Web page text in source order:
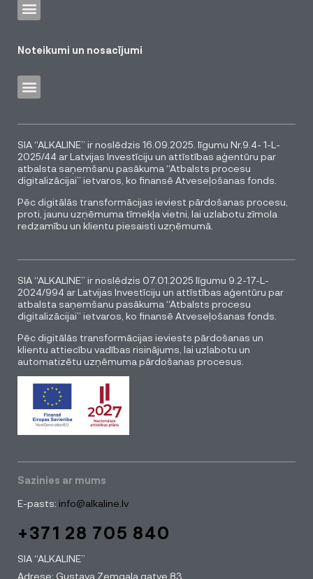
Noteikumi un nosacījumi
SIA “ALKALINE” ir noslēdzis 16.09.2025. līgumu Nr.9.4- 1-L-
2025/44 ar Latvijas Investīciju un attīstības aģentūru par
atbalsta saņemšanu pasākuma “Atbalsts procesu
digitalizācijai” ietvaros, ko finansē Atveseļošanas fonds.
Pēc digitālās transformācijas ieviest pārdošanas procesu,
proti, jaunu uzņēmuma tīmekļa vietni, lai uzlabotu zīmola
redzamību un klientu piesaisti uzņēmumā.
SIA “ALKALINE” ir noslēdzis 07.01.2025 līgumu 9.2-17-L-
2024/994 ar Latvijas Investīciju un attīstības aģentūru par
atbalsta saņemšanu pasākuma “Atbalsts procesu
digitalizācijai” ietvaros, ko finansē Atveseļošanas fonds.
Pēc digitālās transformācijas ieviests pārdošanas un
klientu attiecību vadības risinājums, lai uzlabotu un
automatizētu uzņēmuma pārdošanas procesus.
Sazinies ar mums
E-pasts: info@alkaline.lv
+371 28 705 840
SIA “ALKALINE”
Adrese: Gustava Zemgala gatve 83,